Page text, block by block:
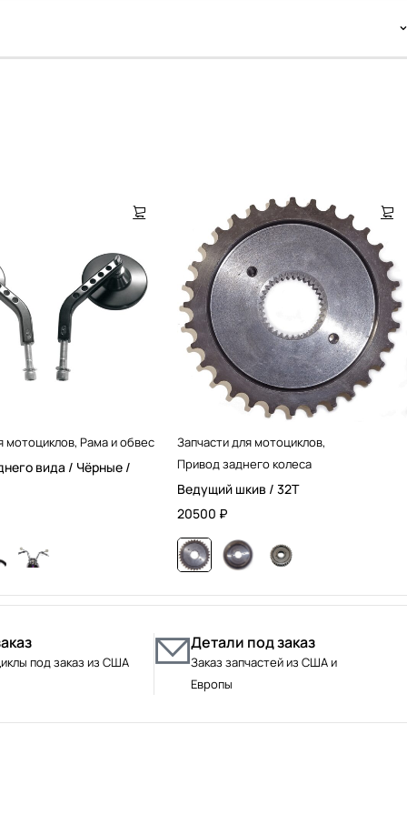
мотоциклов,Рама и обвес
вида / Чёрные /
Запчасти для мотоциклов,
Привод заднего колеса
Ведущий шкив / 32T
20500 ₽
под заказ из США
Детали под заказ
Заказ запчастей из США и
Европы